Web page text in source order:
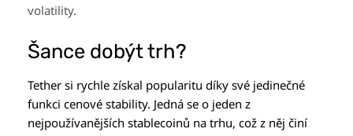
volatility.
Šance dobýt trh?
Tether si rychle získal popularitu díky své jedinečné
funkci cenové stability. Jedná se o jeden z
nejpoužívanějších stablecoinů na trhu, což z něj činí